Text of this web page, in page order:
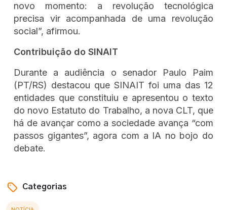
novo momento: a revolução tecnológica
precisa vir acompanhada de uma revolução
social”, afirmou.
Contribuição do SINAIT
Durante a audiência o senador Paulo Paim
(PT/RS) destacou que SINAIT foi uma das 12
entidades que constituiu e apresentou o texto
do novo Estatuto do Trabalho, a nova CLT, que
há de avançar como a sociedade avança “com
passos gigantes”, agora com a IA no bojo do
debate.
Categorias